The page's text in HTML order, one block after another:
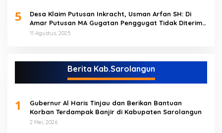
5
Desa Klaim Putusan Inkracht, Usman Arfan SH: Di
Amar Putusan MA Gugatan Penggugat Tidak Diterima
(NO)
11 Agustus, 2025
Berita Kab.Sarolangun
1
Gubernur Al Haris Tinjau dan Berikan Bantuan
Korban Terdampak Banjir di Kabupaten Sarolangun
2 Mei, 2026